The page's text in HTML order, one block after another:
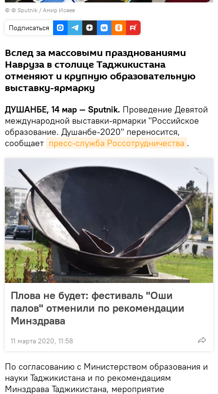
© © Sputnik / Амир Исаев
Подписаться
Вслед за массовыми празднованиями
Навруза в столице Таджикистана
отменяют и крупную образовательную
выставку-ярмарку
ДУШАНБЕ, 14 мар — Sputnik. Проведение Девятой
международной выставки-ярмарки "Российское
образование. Душанбе-2020" переносится,
сообщает пресс-служба Россотрудничества .
Плова не будет: фестиваль "Оши
палов" отменили по рекомендации
Минздрава
11 марта 2020, 11:58
По согласованию с Министерством образования и
науки Таджикистана и по рекомендациям
Минздрава Таджикистана, мероприятие